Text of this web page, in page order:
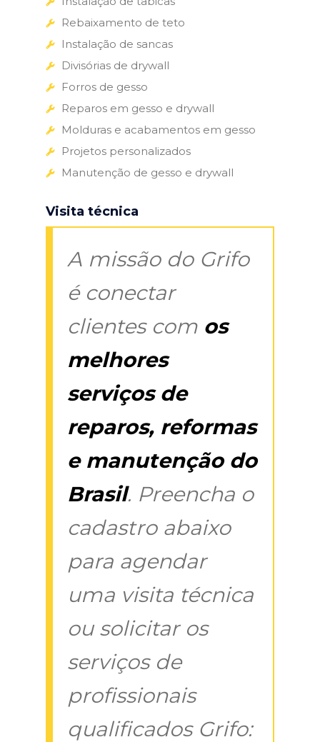
Rebaixamento de teto
Instalação de sancas
Divisórias de drywall
Forros de gesso
Reparos em gesso e drywall
Molduras e acabamentos em gesso
Projetos personalizados
Manutenção de gesso e drywall
Visita técnica
A missão do Grifo
é conectar
clientes com os
melhores
serviços de
reparos, reformas
e manutenção do
Brasil. Preencha o
cadastro abaixo
para agendar
uma visita técnica
ou solicitar os
serviços de
profissionais
qualificados Grifo: